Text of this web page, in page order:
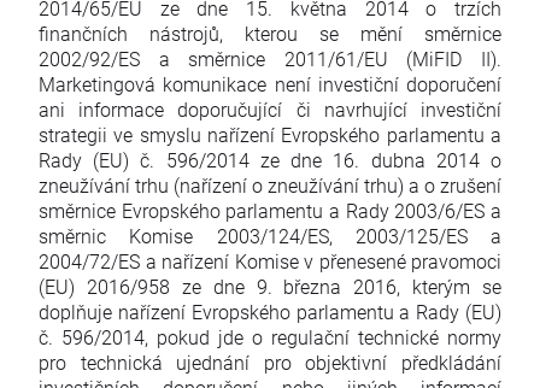
2014/65/EU ze dne 15. května 2014 o trzích
finančních nástrojů, kterou se mění směrnice
2002/92/ES a směrnice 2011/61/EU (MiFID II).
Marketingová komunikace není investiční doporučení
ani informace doporučující či navrhující investiční
strategii ve smyslu nařízení Evropského parlamentu a
Rady (EU) č. 596/2014 ze dne 16. dubna 2014 o
zneužívání trhu (nařízení o zneužívání trhu) a o zrušení
směrnice Evropského parlamentu a Rady 2003/6/ES a
směrnic Komise 2003/124/ES, 2003/125/ES a
2004/72/ES a nařízení Komise v přenesené pravomoci
(EU) 2016/958 ze dne 9. března 2016, kterým se
doplňuje nařízení Evropského parlamentu a Rady (EU)
č. 596/2014, pokud jde o regulační technické normy
pro technická ujednání pro objektivní předkládání